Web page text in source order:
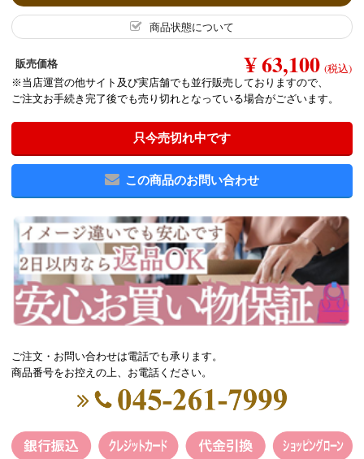
商品状態について
販売価格 ¥ 63,100 (税込)
※当店運営の他サイト及び実店舗でも並行販売しておりますので、
ご注文お手続き完了後でも売り切れとなっている場合がございます。
只今売切れ中です
この商品のお問い合わせ
ご注文・お問い合わせは電話でも承ります。
商品番号をお控えの上、お電話ください。